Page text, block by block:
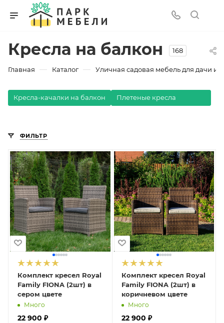
Кресла на балкон 168
Главная — Каталог — Уличная садовая мебель для дачи и
Кресла-качалки на балкон Плетеные кресла
ФИЛЬТР
Комплект кресел Royal
Family FIONA (2шт) в
сером цвете
Много
22 900 ₽
Комплект кресел Royal
Family FIONA (2шт) в
коричневом цвете
Много
22 900 ₽